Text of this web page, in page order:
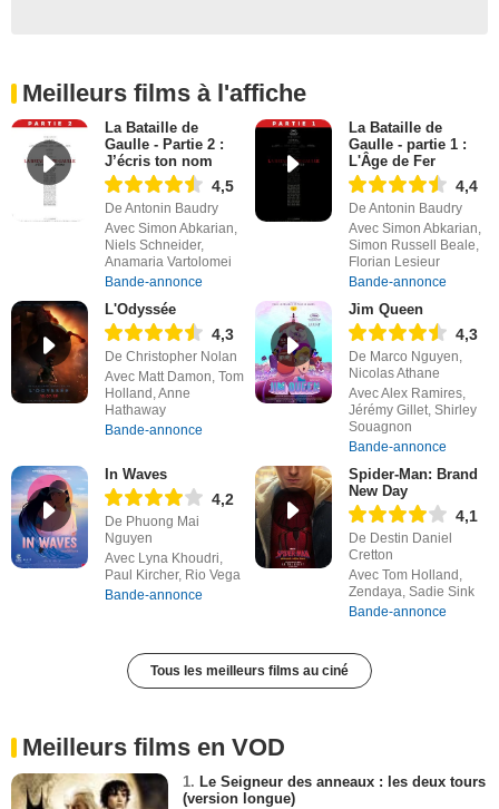
Meilleurs films à l'affiche
La Bataille de
Gaulle - Partie 2 :
J’écris ton nom
4,5
De Antonin Baudry
Avec Simon Abkarian,
Niels Schneider,
Anamaria Vartolomei
Bande-annonce
La Bataille de
Gaulle - partie 1 :
L'Âge de Fer
4,4
De Antonin Baudry
Avec Simon Abkarian,
Simon Russell Beale,
Florian Lesieur
Bande-annonce
L'Odyssée
4,3
De Christopher Nolan
Avec Matt Damon, Tom
Holland, Anne
Hathaway
Bande-annonce
Jim Queen
4,3
De Marco Nguyen,
Nicolas Athane
Avec Alex Ramires,
Jérémy Gillet, Shirley
Souagnon
Bande-annonce
In Waves
4,2
De Phuong Mai
Nguyen
Avec Lyna Khoudri,
Paul Kircher, Rio Vega
Bande-annonce
Spider-Man: Brand
New Day
4,1
De Destin Daniel
Cretton
Avec Tom Holland,
Zendaya, Sadie Sink
Bande-annonce
Tous les meilleurs films au ciné
Meilleurs films en VOD
1. Le Seigneur des anneaux : les deux tours
(version longue)